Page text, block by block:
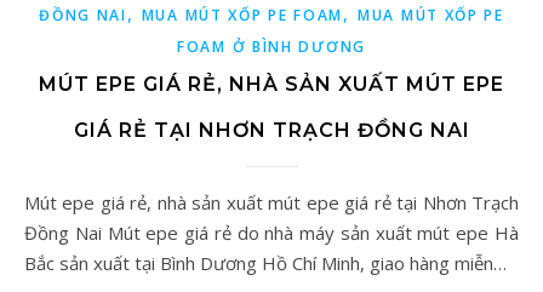
ĐỒNG NAI, MUA MÚT XỐP PE FOAM,MUA MÚT XỐP PE
FOAM Ở BÌNH DƯƠNG
MÚT EPE GIÁ RẺ, NHÀ SẢN XUẤT MÚT EPE
GIÁ RẺ TẠI NHƠN TRẠCH ĐỒNG NAI
Mút epe giá rẻ, nhà sản xuất mút epe giá rẻ tại Nhơn Trạch
Đồng Nai Mút epe giá rẻ do nhà máy sản xuất mút epe Hà
Bắc sản xuất tại Bình Dương Hồ Chí Minh, giao hàng miễn…